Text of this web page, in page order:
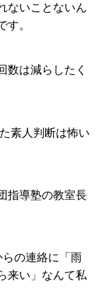
ないことないん
す。
数は減らしたく
素人判断は怖い
指導塾の教室長
らの連絡に「雨
来い」なんて私